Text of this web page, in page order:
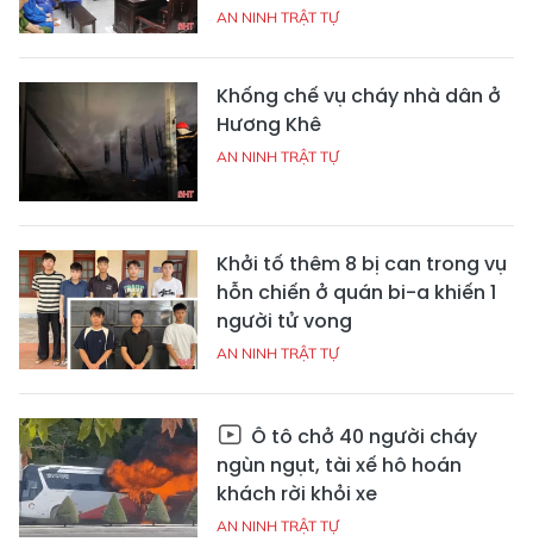
AN NINH TRẬT TỰ
Khống chế vụ cháy nhà dân ở
Hương Khê
AN NINH TRẬT TỰ
Khởi tố thêm 8 bị can trong vụ
hỗn chiến ở quán bi-a khiến 1
người tử vong
AN NINH TRẬT TỰ
Ô tô chở 40 người cháy
ngùn ngụt, tài xế hô hoán
khách rời khỏi xe
AN NINH TRẬT TỰ